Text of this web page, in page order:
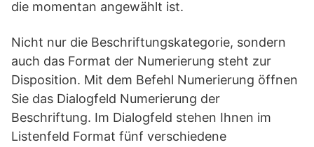
die momentan angewählt ist.
Nicht nur die Beschriftungskategorie, sondern
auch das Format der Numerierung steht zur
Disposition. Mit dem Befehl Numerierung öffnen
Sie das Dialogfeld Numerierung der
Beschriftung. Im Dialogfeld stehen Ihnen im
Listenfeld Format fünf verschiedene